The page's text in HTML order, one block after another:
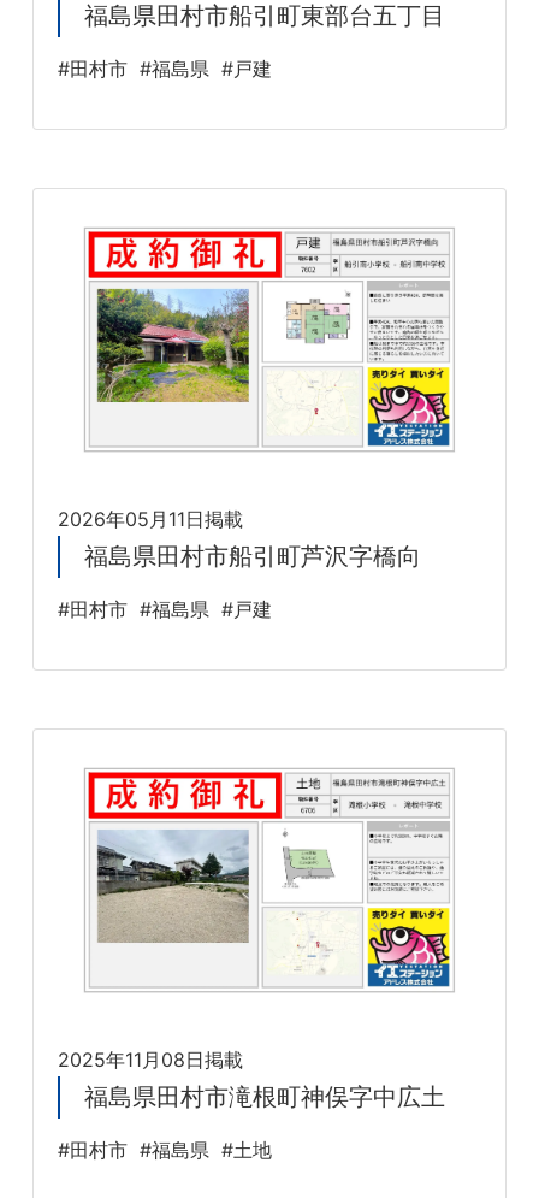
福島県田村市船引町東部台五丁目
#田村市 #福島県 #戸建
2026年05月11日掲載
福島県田村市船引町芦沢字橋向
#田村市 #福島県 #戸建
2025年11月08日掲載
福島県田村市滝根町神俣字中広土
#田村市 #福島県 #土地